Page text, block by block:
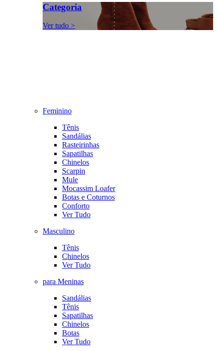
Categoria
Ver tudo >
Feminino
Tênis
Sandálias
Rasteirinhas
Sapatilhas
Chinelos
Scarpin
Mule
Mocassim Loafer
Botas e Coturnos
Conforto
Ver Tudo
Masculino
Tênis
Chinelos
Ver Tudo
para Meninas
Sandálias
Tênis
Sapatilhas
Chinelos
Botas
Ver Tudo